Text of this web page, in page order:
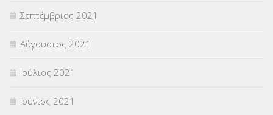
Σεπτέμβριος 2021
Αύγουστος 2021
Ιούλιος 2021
Ιούνιος 2021